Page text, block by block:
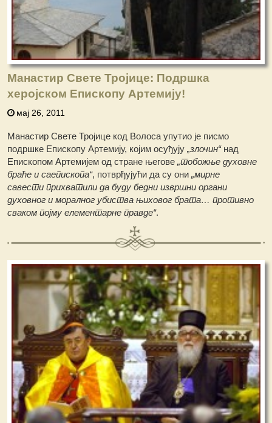
Манастир Свете Тројице: Подршка
херојском Епископу Артемију!
мај 26, 2011
Манастир Свете Тројице код Волоса упутио је писмо
подршке Епископу Артемију, којим осуђују„злочин“над
Епископом Артемијем од стране његове„тобожње духовне
браће и саепископа“, потврђујући да су они„мирне
савести прихватили да буду бедни извршни органи
духовног и моралног убиства њиховог брата… противно
сваком појму елементарне правде“.